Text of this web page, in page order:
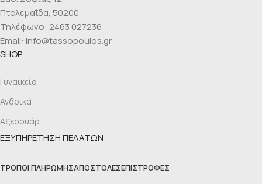
Πτολεμαΐδα, 50200
Τηλέφωνο: 2463 027236
Email: info@tassopoulos.gr
SHOP
Γυναικεία
Ανδρικά
Αξεσουάρ
ΕΞΥΠΗΡΕΤΗΣΗ ΠΕΛΑΤΩΝ
ΤΡΌΠΟΙ ΠΛΗΡΩΜΉΣΑΠΟΣΤΟΛΈΣΕΠΙΣΤΡΟΦΈΣ